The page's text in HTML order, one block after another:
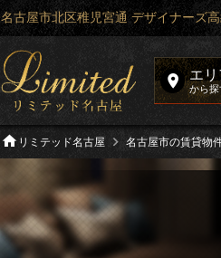
名古屋市北区稚児宮通 デザイナーズ
エリ
から探
リミテッド名古屋 名古屋市の賃貸物